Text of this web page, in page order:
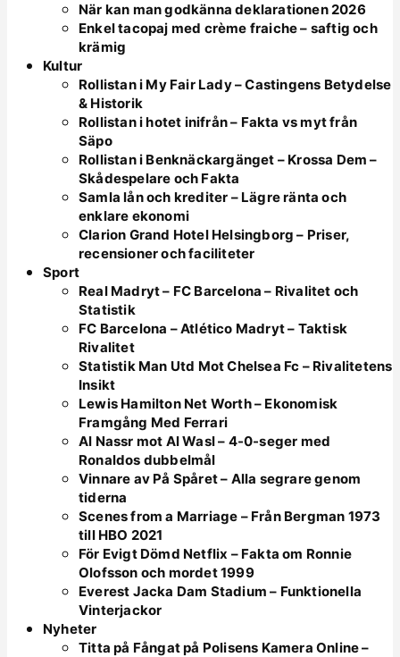
När kan man godkänna deklarationen 2026
Enkel tacopaj med crème fraiche – saftig och
krämig
Kultur
Rollistan i My Fair Lady – Castingens Betydelse
& Historik
Rollistan i hotet inifrån – Fakta vs myt från
Säpo
Rollistan i Benknäckargänget – Krossa Dem –
Skådespelare och Fakta
Samla lån och krediter – Lägre ränta och
enklare ekonomi
Clarion Grand Hotel Helsingborg – Priser,
recensioner och faciliteter
Sport
Real Madryt – FC Barcelona – Rivalitet och
Statistik
FC Barcelona – Atlético Madryt – Taktisk
Rivalitet
Statistik Man Utd Mot Chelsea Fc – Rivalitetens
Insikt
Lewis Hamilton Net Worth – Ekonomisk
Framgång Med Ferrari
Al Nassr mot Al Wasl – 4-0-seger med
Ronaldos dubbelmål
Vinnare av På Spåret – Alla segrare genom
tiderna
Scenes from a Marriage – Från Bergman 1973
till HBO 2021
För Evigt Dömd Netflix – Fakta om Ronnie
Olofsson och mordet 1999
Everest Jacka Dam Stadium – Funktionella
Vinterjackor
Nyheter
Titta på Fångat på Polisens Kamera Online –